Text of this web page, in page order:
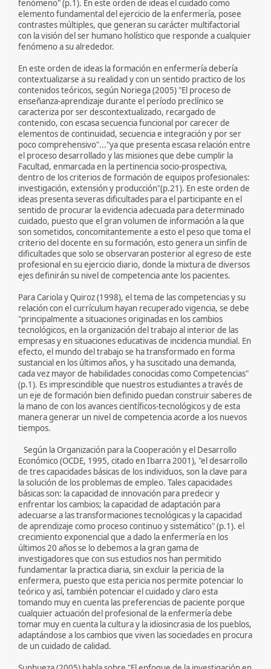
fenómeno" (p.1). En este orden de ideas el cuidado como
elemento fundamental del ejercicio de la enfermería, posee
contrastes múltiples, que generan su carácter multifactorial
con la visión del ser humano holístico que responde a cualquier
fenómeno a su alrededor.
En este orden de ideas la formación en enfermería debería
contextualizarse a su realidad y con un sentido practico de los
contenidos teóricos, según Noriega (2005) "El proceso de
enseñanza-aprendizaje durante el período preclínico se
caracteriza por ser descontextualizado, recargado de
contenido, con escasa secuencia funcional por carecer de
elementos de continuidad, secuencia e integración y por ser
poco comprehensivo"..."ya que presenta escasa relación entre
el proceso desarrollado y las misiones que debe cumplir la
Facultad, enmarcada en la pertinencia socio-prospectiva,
dentro de los criterios de formación de equipos profesionales:
investigación, extensión y producción"(p.21). En este orden de
ideas presenta severas dificultades para el participante en el
sentido de procurar la evidencia adecuada para determinado
cuidado, puesto que el gran volumen de información a la que
son sometidos, concomitantemente a esto el peso que toma el
criterio del docente en su formación, esto genera un sinfín de
dificultades que solo se observaran posterior al egreso de este
profesional en su ejercicio diario, donde la mixtura de diversos
ejes definirán su nivel de competencia ante los pacientes.
Para Cariola y Quiroz (1998), el tema de las competencias y su
relación con el currículum hayan recuperado vigencia, se debe
"principalmente a situaciones originadas en los cambios
tecnológicos, en la organización del trabajo al interior de las
empresas y en situaciones educativas de incidencia mundial. En
efecto, el mundo del trabajo se ha transformado en forma
sustancial en los últimos años, y ha suscitado una demanda,
cada vez mayor de habilidades conocidas como Competencias"
(p.1). Es imprescindible que nuestros estudiantes a través de
un eje de formación bien definido puedan construir saberes de
la mano de con los avances científicos-tecnológicos y de esta
manera generar un nivel de competencia acorde a los nuevos
tiempos.
Según la Organización para la Cooperación y el Desarrollo
Económico (OCDE, 1995, citado en Ibarra 2001), "el desarrollo
de tres capacidades básicas de los individuos, son la clave para
la solución de los problemas de empleo. Tales capacidades
básicas son: la capacidad de innovación para predecir y
enfrentar los cambios; la capacidad de adaptación para
adecuarse a las transformaciones tecnológicas y la capacidad
de aprendizaje como proceso continuo y sistemático" (p.1). el
crecimiento exponencial que a dado la enfermería en los
últimos 20 años se lo debemos a la gran gama de
investigadores que con sus estudios nos han permitido
fundamentar la practica diaria, sin excluir la pericia de la
enfermera, puesto que esta pericia nos permite potenciar lo
teórico y así, también potenciar el cuidado y claro esta
tomando muy en cuenta las preferencias de paciente porque
cualquier actuación del profesional de la enfermería debe
tomar muy en cuenta la cultura y la idiosincrasia de los pueblos,
adaptándose a los cambios que viven las sociedades en procura
de un cuidado de calidad.